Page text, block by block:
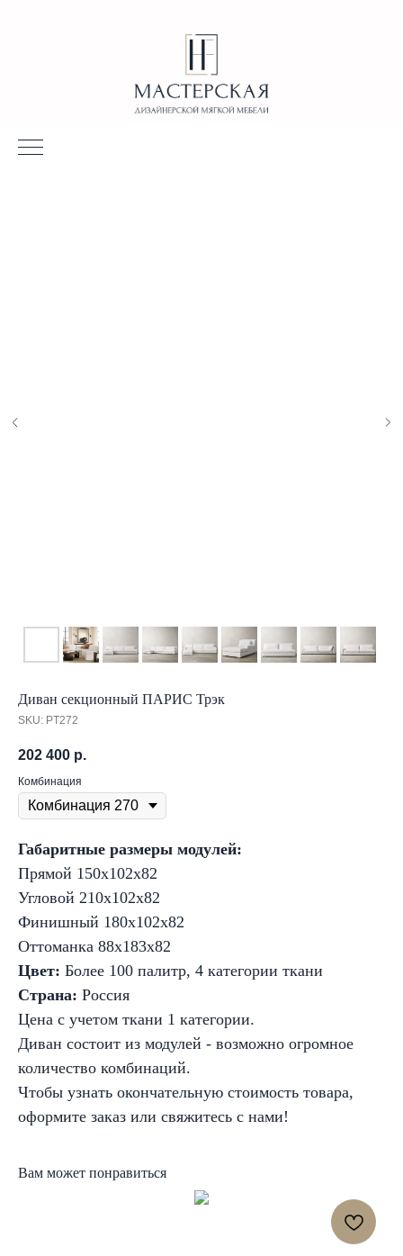
Диван секционный ПАРИС Трэк
SKU: PT272
202 400 р.
Комбинация
Габаритные размеры модулей:
Прямой 150x102x82
Угловой 210x102x82
Финишный 180x102x82
Оттоманка 88x183x82
Цвет: Более 100 палитр, 4 категории ткани
Страна: Россия
Цена с учетом ткани 1 категории.
Диван состоит из модулей - возможно огромное
количество комбинаций.
Чтобы узнать окончательную стоимость товара,
оформите заказ или свяжитесь с нами!
Вам может понравиться